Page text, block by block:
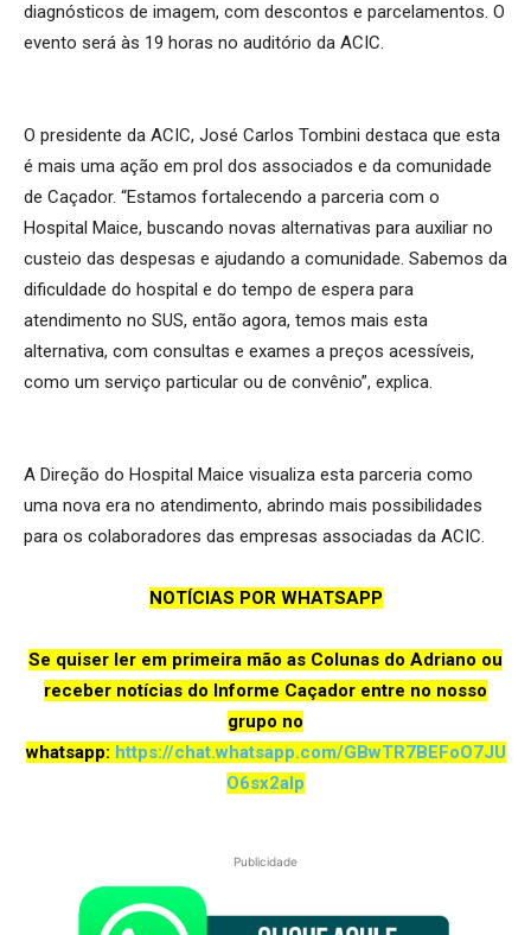
diagnósticos de imagem, com descontos e parcelamentos. O
evento será às 19 horas no auditório da ACIC.
O presidente da ACIC, José Carlos Tombini destaca que esta
é mais uma ação em prol dos associados e da comunidade
de Caçador. “Estamos fortalecendo a parceria com o
Hospital Maice, buscando novas alternativas para auxiliar no
custeio das despesas e ajudando a comunidade. Sabemos da
dificuldade do hospital e do tempo de espera para
atendimento no SUS, então agora, temos mais esta
alternativa, com consultas e exames a preços acessíveis,
como um serviço particular ou de convênio”, explica.
A Direção do Hospital Maice visualiza esta parceria como
uma nova era no atendimento, abrindo mais possibilidades
para os colaboradores das empresas associadas da ACIC.
NOTÍCIAS POR WHATSAPP
Se quiser ler em primeira mão as Colunas do Adriano ou
receber notícias do Informe Caçador entre no nosso
grupo no
whatsapp: https://chat.whatsapp.com/GBwTR7BEFoO7JU
O6sx2aIp
Publicidade